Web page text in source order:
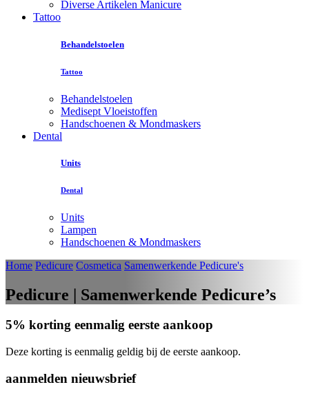
Diverse Artikelen Manicure
Tattoo
Behandelstoelen
Tattoo
Behandelstoelen
Medisept Vloeistoffen
Handschoenen & Mondmaskers
Dental
Units
Dental
Units
Lampen
Handschoenen & Mondmaskers
Home Pedicure Cosmetica Samenwerkende Pedicure's
Pedicure | Samenwerkende Pedicure’s
5% korting eenmalig eerste aankoop
Deze korting is eenmalig geldig bij de eerste aankoop.
aanmelden nieuwsbrief